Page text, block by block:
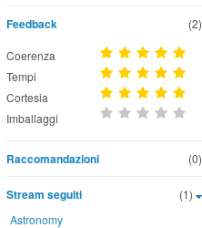
Feedback (2)
Coerenza
Tempi
Cortesia
Imballaggi
(0)
Raccomandazioni
(1)
Stream seguiti
Astronomy